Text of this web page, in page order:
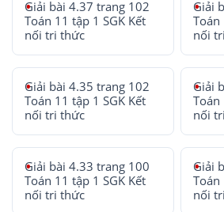
Giải bài 4.37 trang 102
Toán 11 tập 1 SGK Kết
nối tri thức
Giải
Toán
nối
Giải bài 4.35 trang 102
Toán 11 tập 1 SGK Kết
nối tri thức
Giải
Toán
nối
Giải bài 4.33 trang 100
Toán 11 tập 1 SGK Kết
nối tri thức
Giải
Toán
nối